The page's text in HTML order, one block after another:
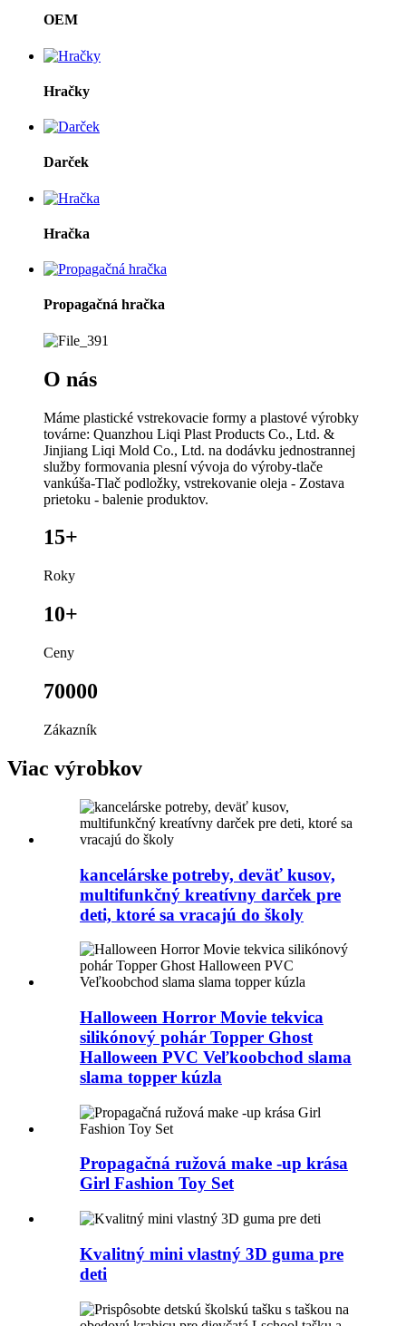
OEM
Hračky
Darček
Hračka
Propagačná hračka
O nás
Máme plastické vstrekovacie formy a plastové výrobky
továrne: Quanzhou Liqi Plast Products Co., Ltd. &
Jinjiang Liqi Mold Co., Ltd. na dodávku jednostrannej
služby formovania plesní vývoja do výroby-tlače
vankúša-Tlač podložky, vstrekovanie oleja - Zostava
prietoku - balenie produktov.
15+
Roky
10+
Ceny
70000
Zákazník
Viac výrobkov
kancelárske potreby, deväť kusov,
multifunkčný kreatívny darček pre
deti, ktoré sa vracajú do školy
Halloween Horror Movie tekvica
silikónový pohár Topper Ghost
Halloween PVC Veľkoobchod slama
slama topper kúzla
Propagačná ružová make -up krása
Girl Fashion Toy Set
Kvalitný mini vlastný 3D guma pre
deti